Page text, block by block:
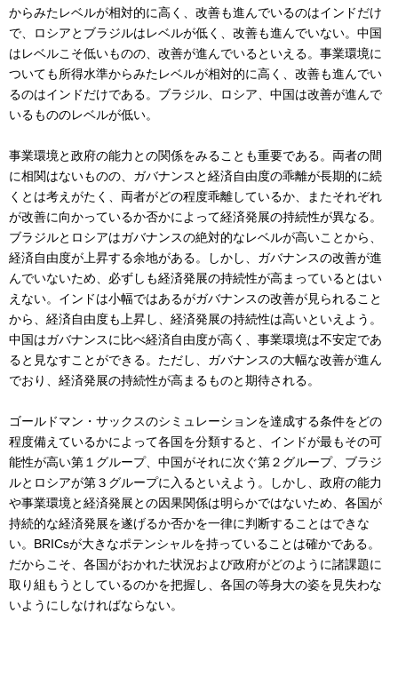
からみたレベルが相対的に高く、改善も進んでいるのはインドだけ
で、ロシアとブラジルはレベルが低く、改善も進んでいない。中国
はレベルこそ低いものの、改善が進んでいるといえる。事業環境に
ついても所得水準からみたレベルが相対的に高く、改善も進んでい
るのはインドだけである。ブラジル、ロシア、中国は改善が進んで
いるもののレベルが低い。
事業環境と政府の能力との関係をみることも重要である。両者の間
に相関はないものの、ガバナンスと経済自由度の乖離が長期的に続
くとは考えがたく、両者がどの程度乖離しているか、またそれぞれ
が改善に向かっているか否かによって経済発展の持続性が異なる。
ブラジルとロシアはガバナンスの絶対的なレベルが高いことから、
経済自由度が上昇する余地がある。しかし、ガバナンスの改善が進
んでいないため、必ずしも経済発展の持続性が高まっているとはい
えない。インドは小幅ではあるがガバナンスの改善が見られること
から、経済自由度も上昇し、経済発展の持続性は高いといえよう。
中国はガバナンスに比べ経済自由度が高く、事業環境は不安定であ
ると見なすことができる。ただし、ガバナンスの大幅な改善が進ん
でおり、経済発展の持続性が高まるものと期待される。
ゴールドマン・サックスのシミュレーションを達成する条件をどの
程度備えているかによって各国を分類すると、インドが最もその可
能性が高い第１グループ、中国がそれに次ぐ第２グループ、ブラジ
ルとロシアが第３グループに入るといえよう。しかし、政府の能力
や事業環境と経済発展との因果関係は明らかではないため、各国が
持続的な経済発展を遂げるか否かを一律に判断することはできな
い。BRICsが大きなポテンシャルを持っていることは確かである。
だからこそ、各国がおかれた状況および政府がどのように諸課題に
取り組もうとしているのかを把握し、各国の等身大の姿を見失わな
いようにしなければならない。